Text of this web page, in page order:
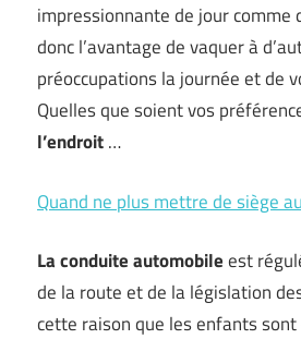
impressionnante de jour comme
donc l’avantage de vaquer à
préoccupations la journée et de
Quelles que soient vos
l’endroit…
Quand ne plus mettre de siège
La conduite automobileest
de la route et de la législation
cette raison que les enfants